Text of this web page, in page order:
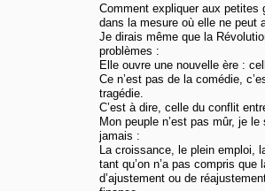
Comment expliquer aux petites
dans la mesure où elle ne peut
Je dirais même que la
problèmes :
Elle ouvre une nouvelle ère :
Ce n’est pas de la comédie,
tragédie.
C’est à dire, celle du conflit
Mon peuple n’est pas mûr, je
jamais :
La croissance, le plein emploi,
tant qu’on n’a pas compris
d’ajustement ou de